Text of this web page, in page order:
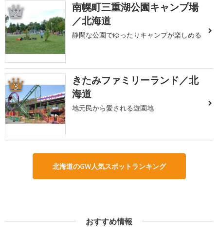
2
南幌町三重湖公園キャンプ場
／北海道
静閑な公園でゆったりキャンプが楽しめる
3
きたみファミリーランド／北
海道
地元民から愛される遊園地
北海道のGW人気スポットランキング
おすすめ情報